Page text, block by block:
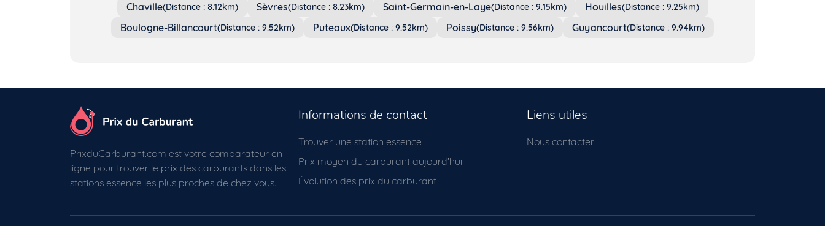
Chaville(Distance : 8.12km) Sèvres(Distance : 8.23km) Saint-Germain-en-Laye(Distance : 9.15km) Houilles(Distance : 9.25km)
Boulogne-Billancourt(Distance : 9.52km) Puteaux(Distance : 9.52km) Poissy(Distance : 9.56km) Guyancourt(Distance : 9.94km)
PrixduCarburant.com est votre comparateur en
ligne pour trouver le prix des carburants dans les
stations essence les plus proches de chez vous.
Informations de contact
Trouver une station essence
Prix moyen du carburant aujourd'hui
Évolution des prix du carburant
Liens utiles
Nous contacter